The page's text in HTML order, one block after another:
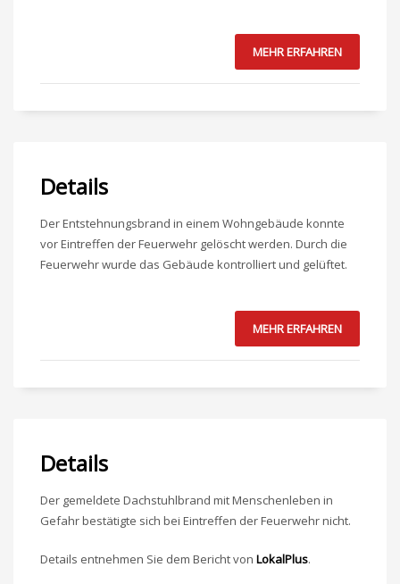
MEHR ERFAHREN
Details
Der Entstehnungsbrand in einem Wohngebäude konnte
vor Eintreffen der Feuerwehr gelöscht werden. Durch die
Feuerwehr wurde das Gebäude kontrolliert und gelüftet.
MEHR ERFAHREN
Details
Der gemeldete Dachstuhlbrand mit Menschenleben in
Gefahr bestätigte sich bei Eintreffen der Feuerwehr nicht.
Details entnehmen Sie dem Bericht von LokalPlus.